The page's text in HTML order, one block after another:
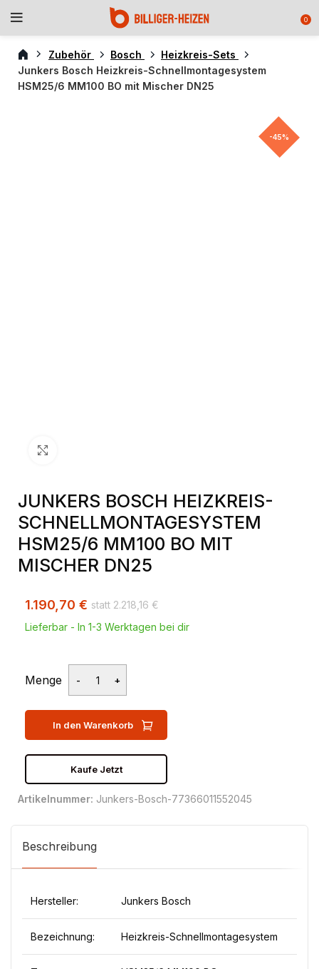
0
Zubehör Bosch
Heizkreis-Sets
Junkers Bosch Heizkreis-Schnellmontagesystem
HSM25/6 MM100 BO mit Mischer DN25
-45%
JUNKERS BOSCH HEIZKREIS-
SCHNELLMONTAGESYSTEM
HSM25/6 MM100 BO MIT
MISCHER DN25
2.218,16 €
1.190,70 €
Lieferbar - In 1-3 Werktagen bei dir
Menge
In den Warenkorb
Kaufe Jetzt
Artikelnummer: Junkers-Bosch-77366011552045
Beschreibung
Hersteller: Junkers Bosch
Bezeichnung: Heizkreis-Schnellmontagesystem